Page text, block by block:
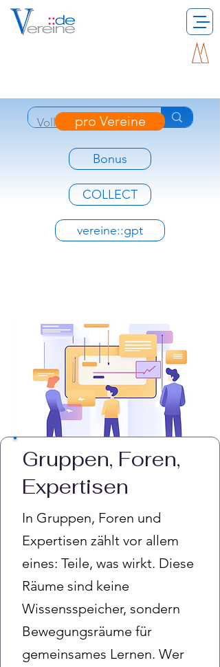
pro Vereine
Bonus
COLLECT
vereine::gpt
Gruppen, Foren,
Expertisen
In Gruppen, Foren und
Expertisen zählt vor allem
eines: Teile, was wirkt. Diese
Räume sind keine
Wissensspeicher, sondern
Bewegungsräume für
gemeinsames Lernen. Wer